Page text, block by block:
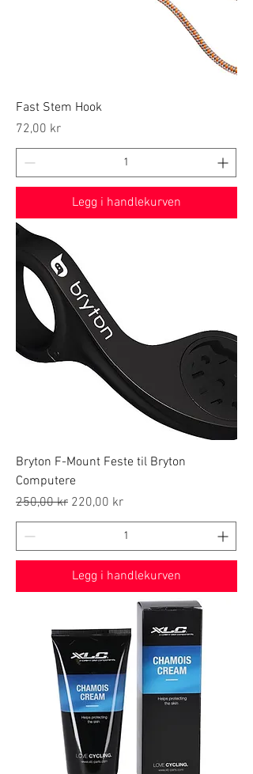
Fast Stem Hook
Price
72,00 kr
Legg i handlekurven
Bryton F-Mount Feste til Bryton
Computere
Regular Price
250,00 kr Sale Price
220,00 kr
Legg i handlekurven